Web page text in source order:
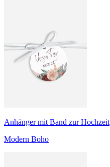
Anhänger mit Band zur Hochzeit
Modern Boho